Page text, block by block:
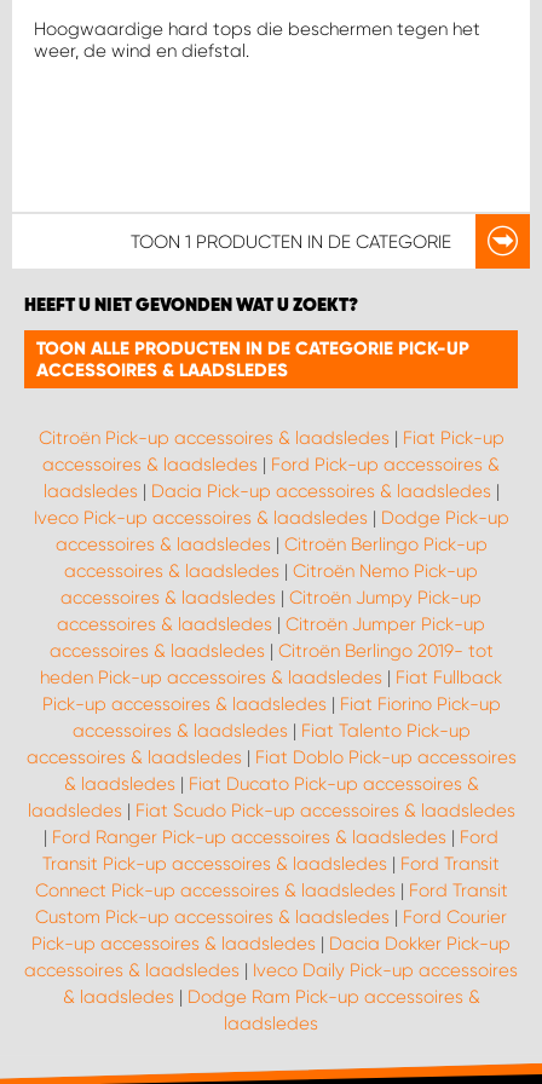
Hoogwaardige hard tops die beschermen tegen het
weer, de wind en diefstal.
TOON 1 PRODUCTEN IN DE CATEGORIE
HEEFT U NIET GEVONDEN WAT U ZOEKT?
TOON ALLE PRODUCTEN IN DE CATEGORIE PICK-UP
ACCESSOIRES & LAADSLEDES
Citroën Pick-up accessoires & laadsledes | Fiat Pick-up
accessoires & laadsledes | Ford Pick-up accessoires &
laadsledes | Dacia Pick-up accessoires & laadsledes |
Iveco Pick-up accessoires & laadsledes | Dodge Pick-up
accessoires & laadsledes | Citroën Berlingo Pick-up
accessoires & laadsledes | Citroën Nemo Pick-up
accessoires & laadsledes | Citroën Jumpy Pick-up
accessoires & laadsledes | Citroën Jumper Pick-up
accessoires & laadsledes | Citroën Berlingo 2019- tot
heden Pick-up accessoires & laadsledes | Fiat Fullback
Pick-up accessoires & laadsledes | Fiat Fiorino Pick-up
accessoires & laadsledes | Fiat Talento Pick-up
accessoires & laadsledes | Fiat Doblo Pick-up accessoires
& laadsledes | Fiat Ducato Pick-up accessoires &
laadsledes | Fiat Scudo Pick-up accessoires & laadsledes
| Ford Ranger Pick-up accessoires & laadsledes | Ford
Transit Pick-up accessoires & laadsledes | Ford Transit
Connect Pick-up accessoires & laadsledes | Ford Transit
Custom Pick-up accessoires & laadsledes | Ford Courier
Pick-up accessoires & laadsledes | Dacia Dokker Pick-up
accessoires & laadsledes | Iveco Daily Pick-up accessoires
& laadsledes | Dodge Ram Pick-up accessoires &
laadsledes
WORK SYSTEM NIEUWEGEIN
WORK SYSTEM NIEUWERKERK AAN DEN IJSSEL
WORK SYSTEM REEUWIJK
WORK SYSTEM RIDDERKERK
WORK SYSTEM SIMPELVELD
WORK SYSTEM WILLEMSTAD
WORK SYSTEM ZWARTEBROEK